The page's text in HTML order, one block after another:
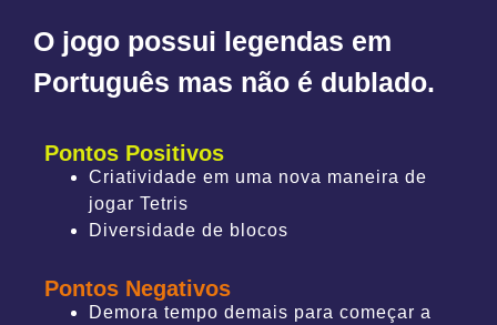
O jogo possui legendas em
Português mas não é dublado.
Pontos Positivos
Criatividade em uma nova maneira de
jogar Tetris
Diversidade de blocos
Pontos Negativos
Demora tempo demais para começar a